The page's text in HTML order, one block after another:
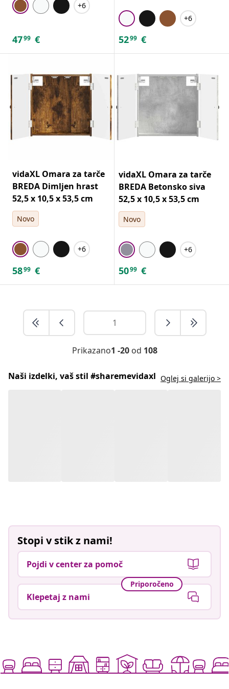
+6
4799 €
+6
5299 €
vidaXL Omara za tarče
BREDA Dimljen hrast
52,5 x 10,5 x 53,5 cm
Novo
+6
5899 €
vidaXL Omara za tarče
BREDA Betonsko siva
52,5 x 10,5 x 53,5 cm
Novo
+6
5099 €
Prikazano1 -20od 108
Naši izdelki, vaš stil #sharemevidaxl Oglej si galerijo >
Živite za manj
Podprti načini plačila
Naročite se na naše novice